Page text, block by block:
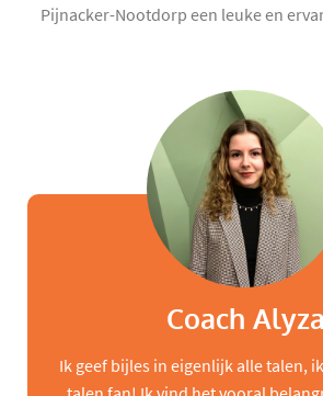
Pijnacker-Nootdorp een leuke en
Coach Alyza
Ik geef bijles in eigenlijk alle talen,